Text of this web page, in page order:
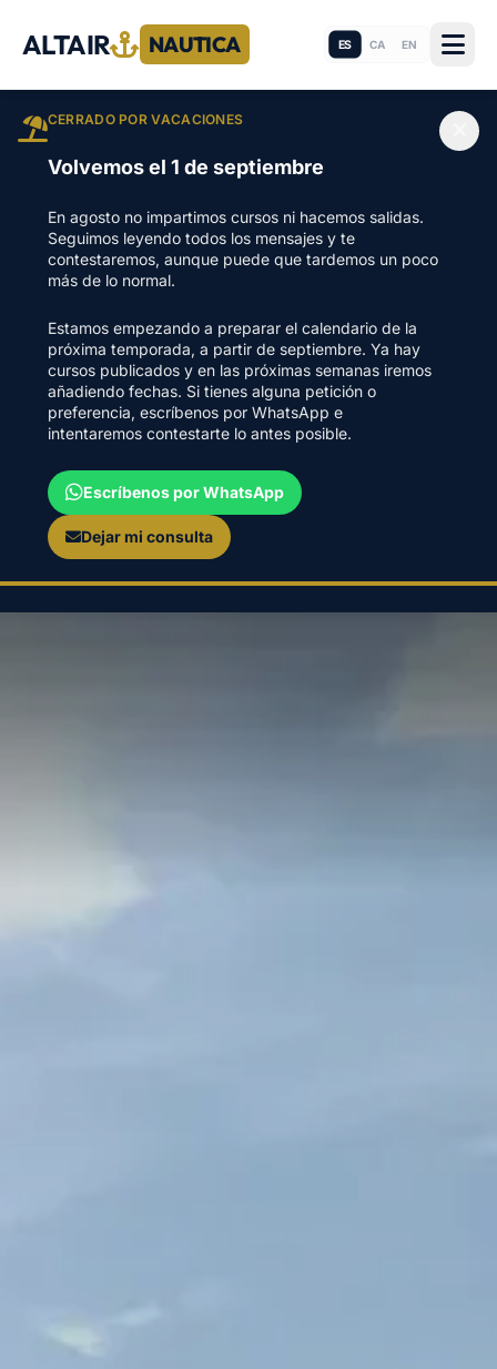
ALTAIR NAUTICA ES CA EN
CERRADO POR VACACIONES
Volvemos el 1 de septiembre
En agosto no impartimos cursos ni hacemos salidas.
Seguimos leyendo todos los mensajes y te
contestaremos, aunque puede que tardemos un poco
más de lo normal.
Estamos empezando a preparar el calendario de la
próxima temporada, a partir de septiembre. Ya hay
cursos publicados y en las próximas semanas iremos
añadiendo fechas. Si tienes alguna petición o
preferencia, escríbenos por WhatsApp e
intentaremos contestarte lo antes posible.
Escríbenos por WhatsApp
Dejar mi consulta